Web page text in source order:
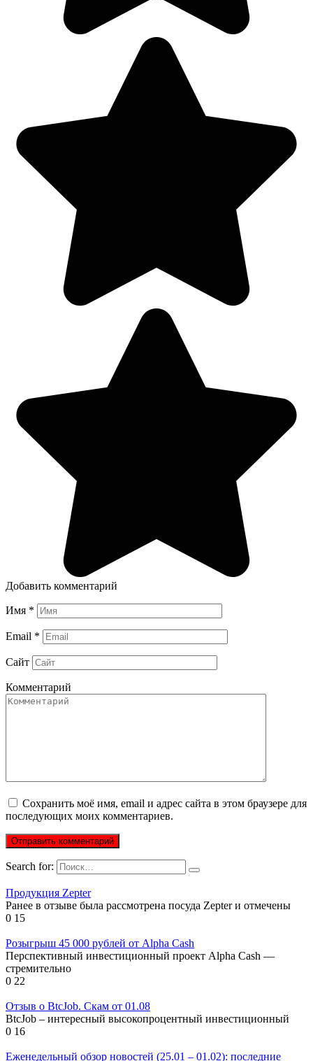
Добавить комментарий
Имя *
Email *
Сайт
Комментарий
Сохранить моё имя, email и адрес сайта в этом браузере для
последующих моих комментариев.
Search for:
Продукция Zepter
Ранее в отзыве была рассмотрена посуда Zepter и отмечены
0 15
Розыгрыш 45 000 рублей от Alpha Cash
Перспективный инвестиционный проект Alpha Cash —
стремительно
0 22
Отзыв о BtcJob. Скам от 01.08
BtcJob – интересный высокопроцентный инвестиционный
0 16
Еженедельный обзор новостей (25.01 – 01.02): последние